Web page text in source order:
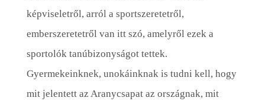
képviseletről, arról a sportszeretetről,
emberszeretetről van itt szó, amelyről ezek a
sportolók tanúbizonyságot tettek.
Gyermekeinknek, unokáinknak is tudni kell, hogy
mit jelentett az Aranycsapat az országnak, mit